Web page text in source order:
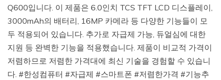
Q600입니다. 이 제품은 6.0인치 TCS TFT LCD 디스플레이,
3000mAh의 배터리, 16MP 카메라 등 다양한 기능들이 모
두 적용되어 있습니다. 추가로 자급제 가능, 듀얼심에 대한
지원 등 완벽한 기능을 적용했습니다. 제품이 비교적 가격이
저렴하므로 저렴한 가격대에 최신 기술을 경험할 수 있습니
다. #한성컴퓨터 #자급제 #스마트폰 #저렴한가격 #기능추